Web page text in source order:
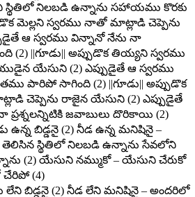
నిలబడి ఉన్నాను సహాయము కొరకు
మెల్లని స్వరము నాతో మాట్లాడి చెప్పెను
ఆ స్వరము విన్నానో నేను నా
(2) ||గూడు|| అప్పుడొక తియ్యని స్వరము
యేసుని (2) ఎప్పుడైతే ఆ స్వరము
పారిపో సాగింది (2) ||గూడు|| అప్పుడొక
చెప్పెను రాజైన యేసుని (2) ఎప్పుడైతే
ప్రశ్నలన్నిటికి జవాబులు దొరికాయి (2)
ఉన్న బిడ్డనై (2) నీడ ఉన్న మనిషినై –
స్థితిలో నిలబడి ఉన్నాను సేవలోని
(2) యేసుని నమ్ముకో – యేసుని చేరుకో
(4)
లేని బిడ్డనై (2) నీడ లేని మనిషినై – అందరిలో